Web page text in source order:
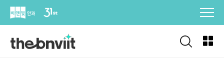
Skip